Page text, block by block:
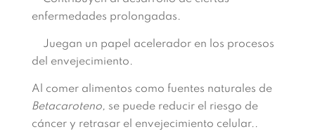
enfermedades prolongadas.
Juegan un papel acelerador en los procesos
del envejecimiento.
Al comer alimentos como fuentes naturales de
Betacaroteno, se puede reducir el riesgo de
cáncer y retrasar el envejecimiento celular..